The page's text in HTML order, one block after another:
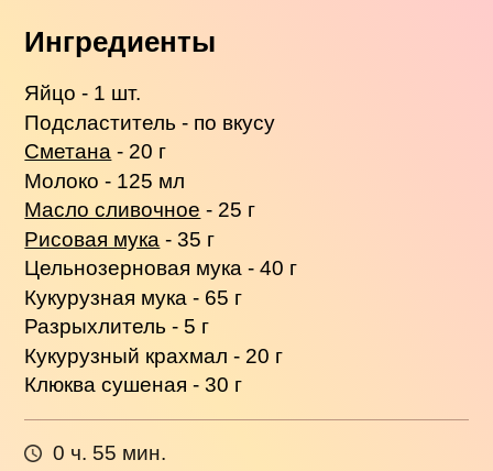
Ингредиенты
Яйцо - 1 шт.
Подсластитель - по вкусу
Сметана - 20 г
Молоко - 125 мл
Масло сливочное - 25 г
Рисовая мука - 35 г
Цельнозерновая мука - 40 г
Кукурузная мука - 65 г
Разрыхлитель - 5 г
Кукурузный крахмал - 20 г
Клюква сушеная - 30 г
0 ч. 55 мин.